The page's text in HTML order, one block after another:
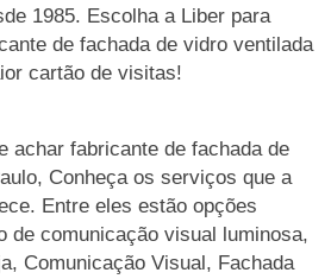
1985. Escolha a Liber para
de fachada de vidro ventilada
cartão de visitas!
achar fabricante de fachada de
Conheça os serviços que a
Entre eles estão opções
de comunicação visual luminosa,
Comunicação Visual, Fachada